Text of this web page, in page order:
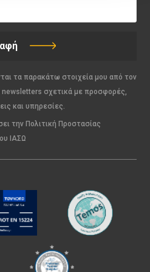
τα παρακάτω στοιχεία μου από τον
newsletters σχετικά με προσφορές,
και υπηρεσίες.
την Πολιτική Προστασίας
ΙΑΣΩ